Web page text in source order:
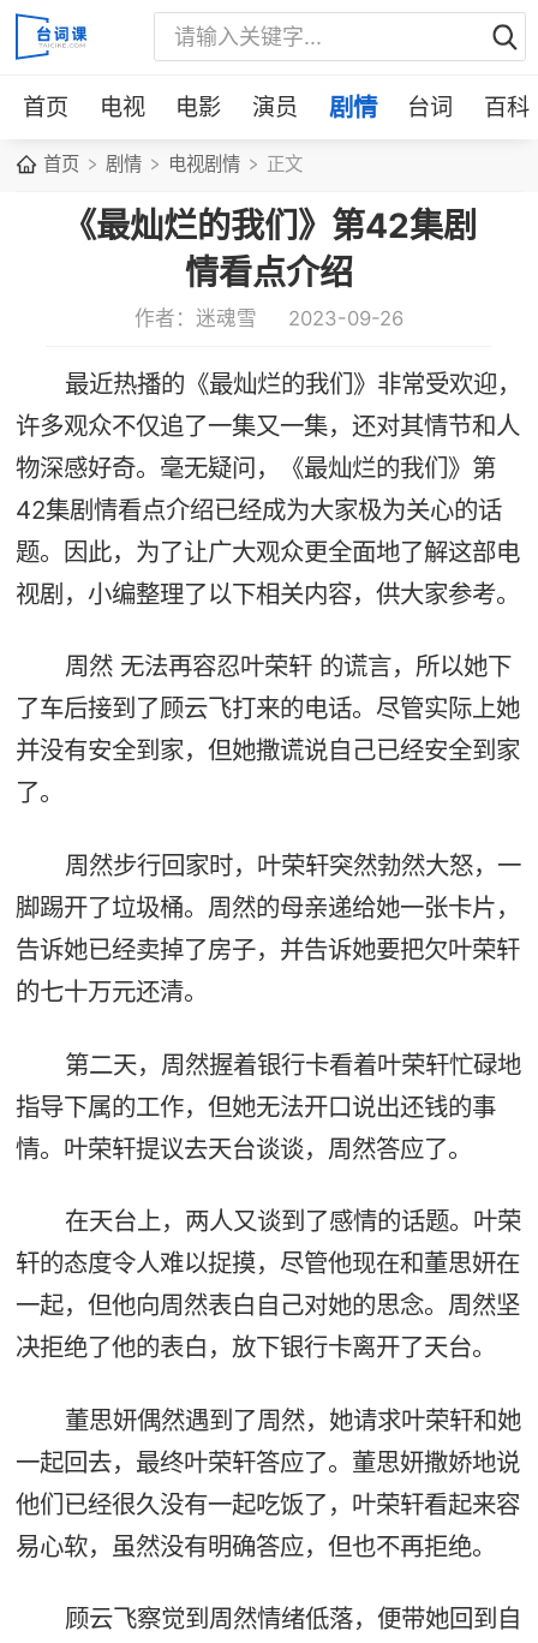
首页 电视 电影 演员 剧情 台词 百科
首页 剧情 电视剧情 正文
《最灿烂的我们》第42集剧
情看点介绍
作者：迷魂雪 2023-09-26
最近热播的《最灿烂的我们》非常受欢迎，
许多观众不仅追了一集又一集，还对其情节和人
物深感好奇。毫无疑问，《最灿烂的我们》第
42集剧情看点介绍已经成为大家极为关心的话
题。因此，为了让广大观众更全面地了解这部电
视剧，小编整理了以下相关内容，供大家参考。
周然 无法再容忍叶荣轩 的谎言，所以她下
了车后接到了顾云飞打来的电话。尽管实际上她
并没有安全到家，但她撒谎说自己已经安全到家
了。
周然步行回家时，叶荣轩突然勃然大怒，一
脚踢开了垃圾桶。周然的母亲递给她一张卡片，
告诉她已经卖掉了房子，并告诉她要把欠叶荣轩
的七十万元还清。
第二天，周然握着银行卡看着叶荣轩忙碌地
指导下属的工作，但她无法开口说出还钱的事
情。叶荣轩提议去天台谈谈，周然答应了。
在天台上，两人又谈到了感情的话题。叶荣
轩的态度令人难以捉摸，尽管他现在和董思妍在
一起，但他向周然表白自己对她的思念。周然坚
决拒绝了他的表白，放下银行卡离开了天台。
董思妍偶然遇到了周然，她请求叶荣轩和她
一起回去，最终叶荣轩答应了。董思妍撒娇地说
他们已经很久没有一起吃饭了，叶荣轩看起来容
易心软，虽然没有明确答应，但也不再拒绝。
顾云飞察觉到周然情绪低落，便带她回到自